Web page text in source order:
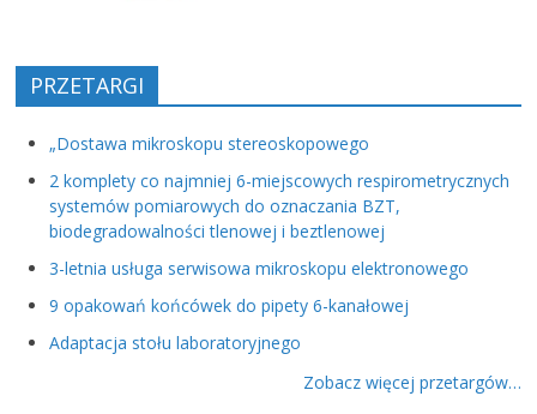
PRZETARGI
„Dostawa mikroskopu stereoskopowego
2 komplety co najmniej 6-miejscowych respirometrycznych
systemów pomiarowych do oznaczania BZT,
biodegradowalności tlenowej i beztlenowej
3-letnia usługa serwisowa mikroskopu elektronowego
9 opakowań końcówek do pipety 6-kanałowej
Adaptacja stołu laboratoryjnego
Zobacz więcej przetargów…